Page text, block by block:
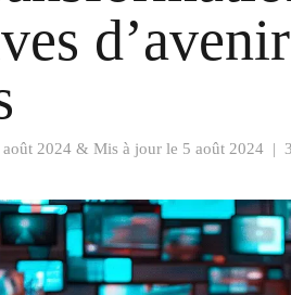
août 2024 & Mis à jour le 5 août 2024 |